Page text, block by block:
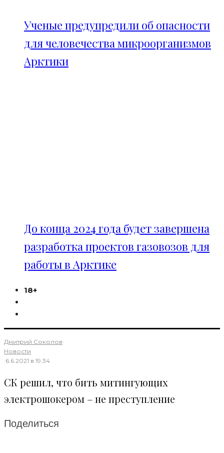
Ученые предупредили об опасности
для человечества микроорганизмов
Арктики
До конца 2024 года будет завершена
разработка проектов газовозов для
работы в Арктике
18+
Дмитрий Соколов·
Новости
·6.6.2021 в 19:34
СК решил, что бить митингующих
электрошокером – не преступление
Поделиться